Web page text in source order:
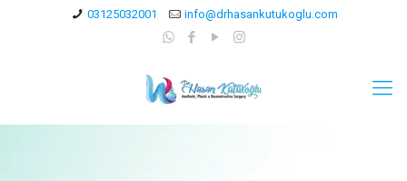
03125032001 info@drhasankutukoglu.com